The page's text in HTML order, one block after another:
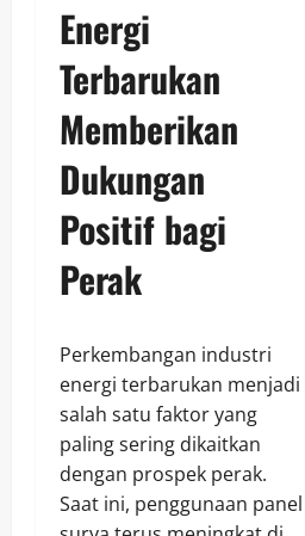
Energi
Terbarukan
Memberikan
Dukungan
Positif bagi
Perak
Perkembangan industri
energi terbarukan menjadi
salah satu faktor yang
paling sering dikaitkan
dengan prospek perak.
Saat ini, penggunaan panel